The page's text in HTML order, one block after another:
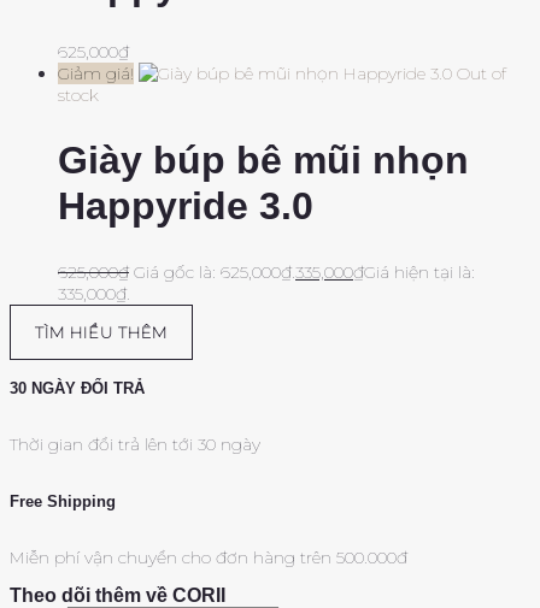
625,000₫
Giảm giá!
Out of
stock
Giày búp bê mũi nhọn
Happyride 3.0
625,000₫ Giá gốc là: 625,000₫.335,000₫Giá hiện tại là:
335,000₫.
TÌM HIỂU THÊM
30 NGÀY ĐỔI TRẢ
Thời gian đổi trả lên tới 30 ngày
Free Shipping
Miễn phí vận chuyển cho đơn hàng trên 500.000đ
Theo dõi thêm về CORII